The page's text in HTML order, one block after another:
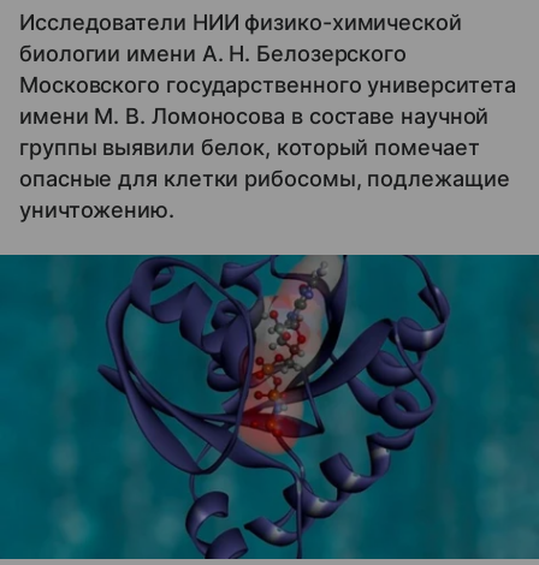
Исследователи НИИ физико-химической
биологии имени А. Н. Белозерского
Московского государственного университета
имени М. В. Ломоносова в составе научной
группы выявили белок, который помечает
опасные для клетки рибосомы, подлежащие
уничтожению.